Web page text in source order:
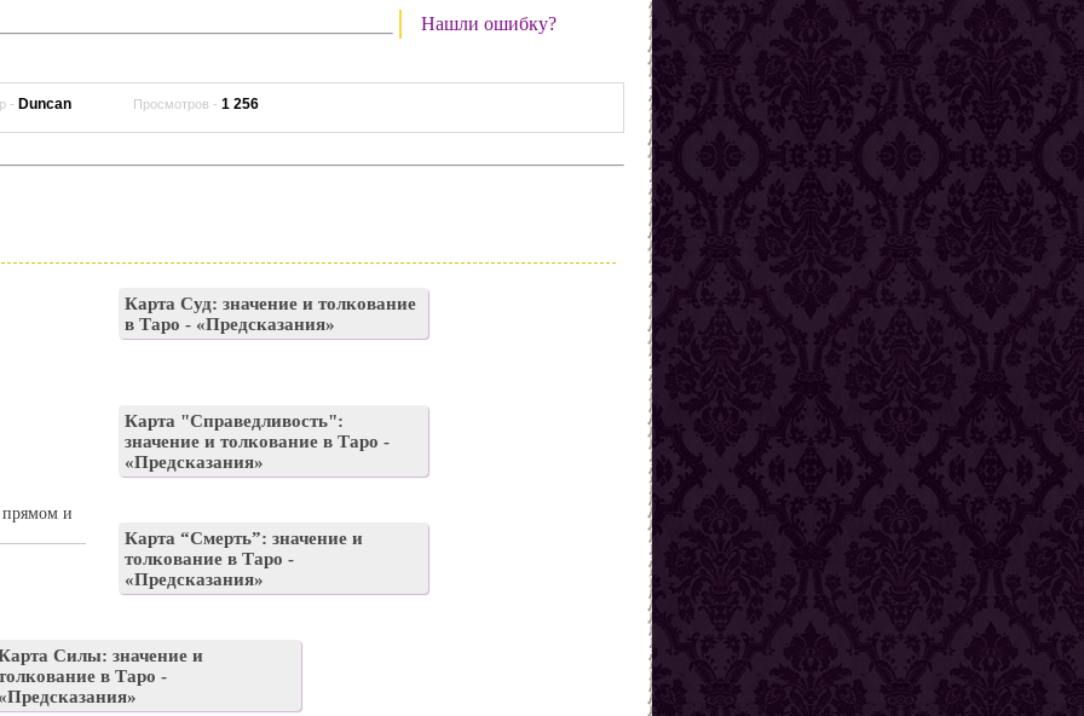
Нашли ошибку?
- Duncan Просмотров -1 256
прямом и
Карта Суд: значение и толкование
в Таро - «Предсказания»
Карта "Справедливость":
значение и толкование в Таро -
«Предсказания»
Карта “Смерть”: значение и
толкование в Таро -
«Предсказания»
Силы: значение и
в Таро -
«Предсказания»